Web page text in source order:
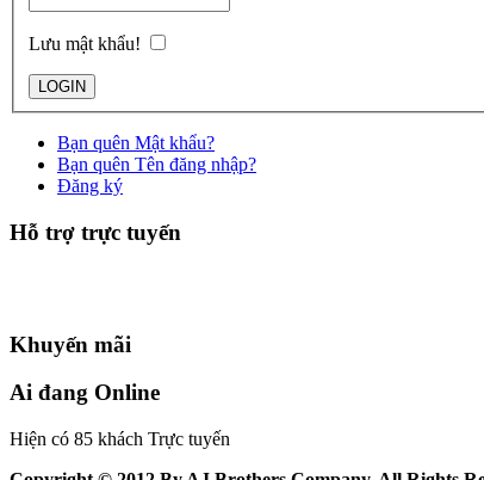
Lưu mật khẩu!
Bạn quên Mật khẩu?
Bạn quên Tên đăng nhập?
Đăng ký
Hỗ trợ trực tuyến
Khuyến mãi
Ai đang Online
Hiện có 85 khách Trực tuyến